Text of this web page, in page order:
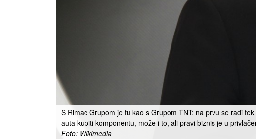
S Rimac Grupom je tu kao s Grupom TNT: na prvu se radi
auta kupiti komponentu, može i to, ali pravi biznis je u
Foto: Wikimedia